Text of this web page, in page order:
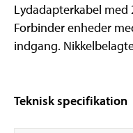
Lydadapterkabel med
Forbinder enheder
indgang.
Teknisk specifikation